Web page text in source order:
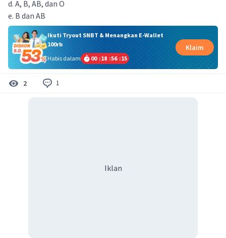
d. A, B, AB, dan O
e. B dan AB
Ikuti Tryout SNBT & Menangkan E-Wallet
100rb
Habis dalam
00 :18 :56 :14
Klaim
2 1
Iklan